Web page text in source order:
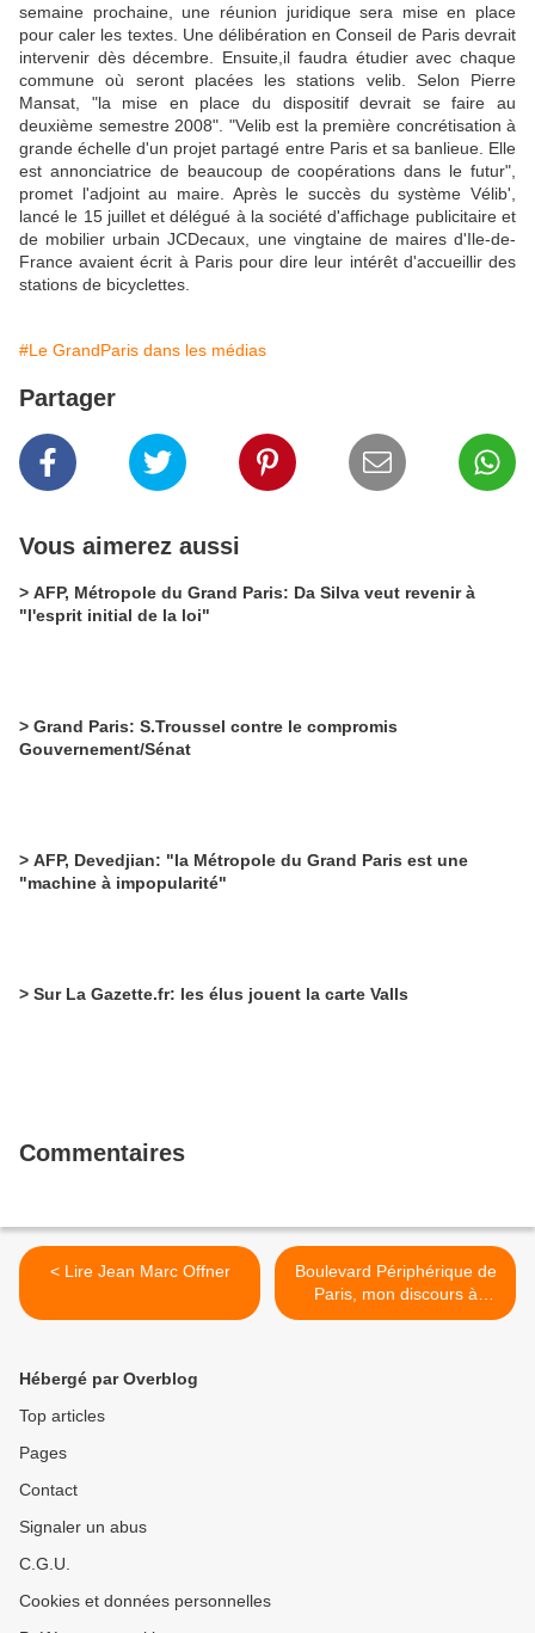
semaine prochaine, une réunion juridique sera mise en place
pour caler les textes. Une délibération en Conseil de Paris devrait
intervenir dès décembre. Ensuite,il faudra étudier avec chaque
commune où seront placées les stations velib. Selon Pierre
Mansat, "la mise en place du dispositif devrait se faire au
deuxième semestre 2008". "Velib est la première concrétisation à
grande échelle d'un projet partagé entre Paris et sa banlieue. Elle
est annonciatrice de beaucoup de coopérations dans le futur",
promet l'adjoint au maire. Après le succès du système Vélib',
lancé le 15 juillet et délégué à la société d'affichage publicitaire et
de mobilier urbain JCDecaux, une vingtaine de maires d'Ile-de-
France avaient écrit à Paris pour dire leur intérêt d'accueillir des
stations de bicyclettes.
#Le GrandParis dans les médias
Partager
Vous aimerez aussi
> AFP, Métropole du Grand Paris: Da Silva veut revenir à
"l'esprit initial de la loi"
> Grand Paris: S.Troussel contre le compromis
Gouvernement/Sénat
> AFP, Devedjian: "la Métropole du Grand Paris est une
"machine à impopularité"
> Sur La Gazette.fr: les élus jouent la carte Valls
Commentaires
< Lire Jean Marc Offner
Boulevard Périphérique de
Paris, mon discours à
l'inauguration de l'expo "
Hébergé par Overblog
Top articles
Pages
Contact
Signaler un abus
C.G.U.
Cookies et données personnelles